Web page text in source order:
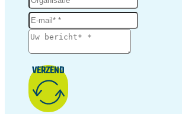
VERZEND